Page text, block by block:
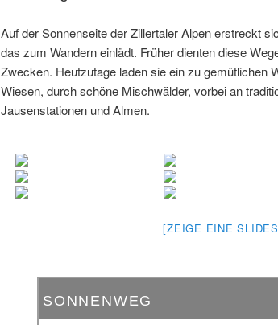
Auf der Sonnenseite der Zillertaler Alpen erstreckt
das zum Wandern einlädt. Früher dienten diese
Zwecken. Heutzutage laden sie ein zu gemütlichen
Wiesen, durch schöne Mischwälder, vorbei an
Jausenstationen und Almen.
[ZEIGE EINE
SONNENWEG